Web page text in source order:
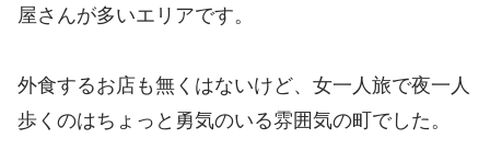
屋さんが多いエリアです。
外食するお店も無くはないけど、女一人旅で夜一人
歩くのはちょっと勇気のいる雰囲気の町でした。